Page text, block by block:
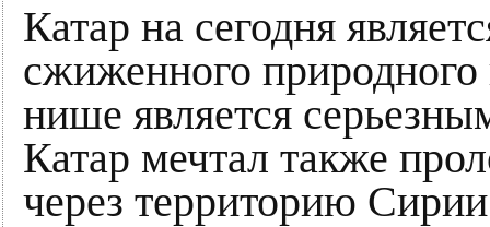
Катар на сегодня
сжиженного
нише является
Катар мечтал также
через территорию